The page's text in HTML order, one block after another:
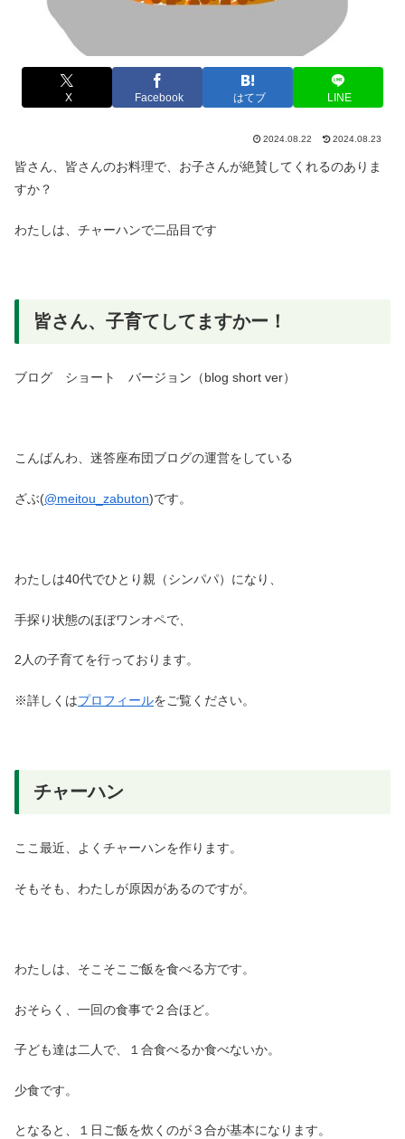
X Facebook はてブ LINE
2024.08.22 2024.08.23
皆さん、皆さんのお料理で、お子さんが絶賛してくれるのありま
すか？
わたしは、チャーハンで二品目です
皆さん、子育てしてますかー！
ブログ ショート バージョン（blog short ver）
こんばんわ、迷答座布団ブログの運営をしている
ざぶ(@meitou_zabuton)です。
わたしは40代でひとり親（シンパパ）になり、
手探り状態のほぼワンオペで、
2人の子育てを行っております。
※詳しくはプロフィールをご覧ください。
チャーハン
ここ最近、よくチャーハンを作ります。
そもそも、わたしが原因があるのですが。
わたしは、そこそこご飯を食べる方です。
おそらく、一回の食事で２合ほど。
子ども達は二人で、１合食べるか食べないか。
少食です。
となると、１日ご飯を炊くのが３合が基本になります。